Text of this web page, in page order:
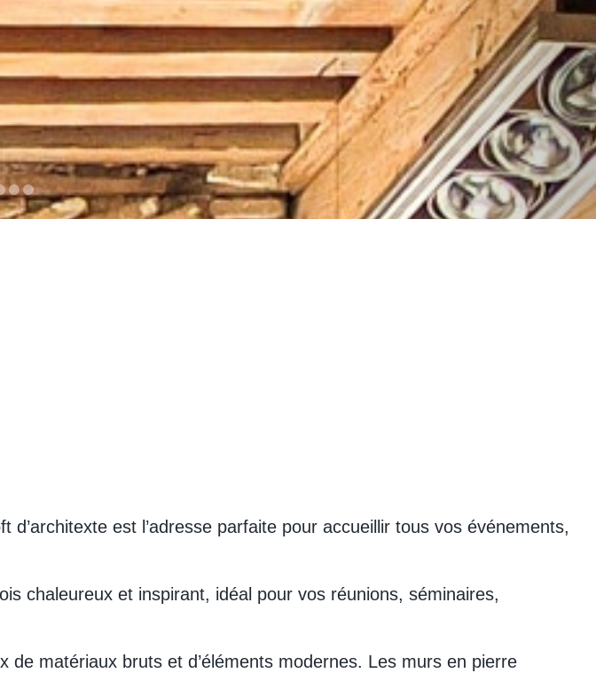
d’architexte est l’adresse parfaite pour accueillir tous vos événements,
chaleureux et inspirant, idéal pour vos réunions, séminaires,
matériaux bruts et d’éléments modernes. Les murs en pierre